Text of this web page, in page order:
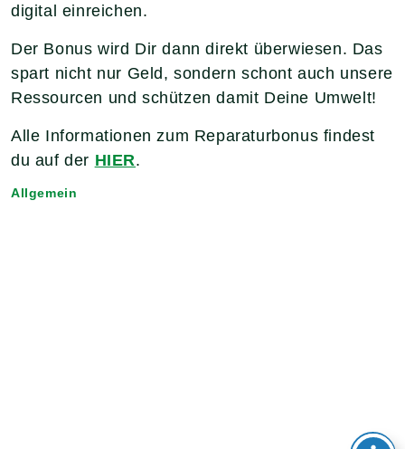
digital einreichen.
Der Bonus wird Dir dann direkt überwiesen. Das
spart nicht nur Geld, sondern schont auch unsere
Ressourcen und schützen damit Deine Umwelt!
Alle Informationen zum Reparaturbonus findest
du auf der HIER.
Allgemein